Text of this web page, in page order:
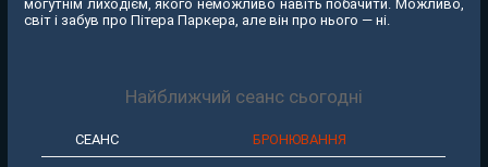
могутнім лиходієм, якого неможливо навіть побачити. Можливо,
світ і забув про Пітера Паркера, але він про нього — ні.
Найближчий сеанс сьогодні
СЕАНС БРОНЮВАННЯ